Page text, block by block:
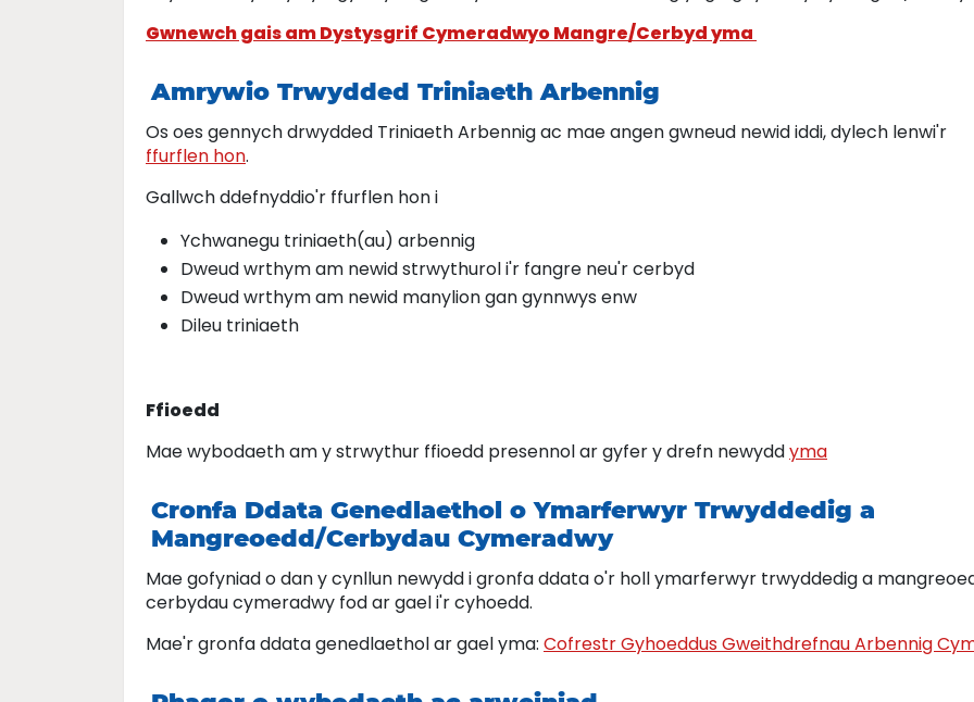
Gwnewch gais am Dystysgrif Cymeradwyo Mangre/Cerbyd yma
Amrywio Trwydded Triniaeth Arbennig
Os oes gennych drwydded Triniaeth Arbennig ac mae angen gwneud newid iddi, dylech lenwi'r
ffurflen hon.
Gallwch ddefnyddio'r ffurflen hon i
Ychwanegu triniaeth(au) arbennig
Dweud wrthym am newid strwythurol i'r fangre neu'r cerbyd
Dweud wrthym am newid manylion gan gynnwys enw
Dileu triniaeth
Ffioedd
Mae wybodaeth am y strwythur ffioedd presennol ar gyfer y drefn newyddyma
Cronfa Ddata Genedlaethol o Ymarferwyr Trwyddedig a
Mangreoedd/Cerbydau Cymeradwy
Mae gofyniad o dan y cynllun newydd i gronfa ddata o'r holl ymarferwyr trwyddedig a
cerbydau cymeradwy fod ar gael i'r cyhoedd.
Mae'r gronfa ddata genedlaethol ar gael yma: Cofrestr Gyhoeddus Gweithdrefnau Arbennig